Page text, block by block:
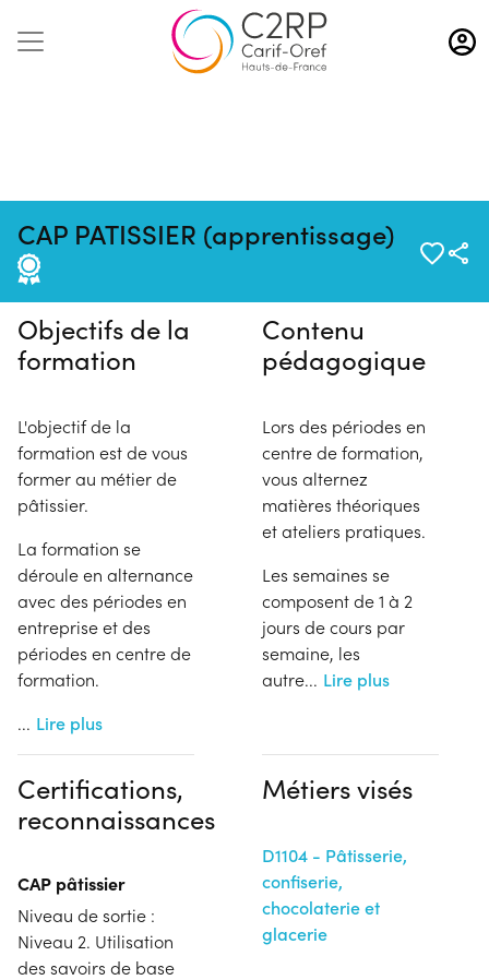
Aller
au
contenu
CAP PATISSIER (apprentissage)
Pas de session programmée en
Objectifs de la
formation
L'objectif de la
formation est de vous
former au métier de
pâtissier.
La formation se
déroule en alternance
avec des périodes en
entreprise et des
périodes en centre de
formation.
... Lire plus
Contenu
pédagogique
Lors des périodes en
centre de formation,
vous alternez
matières théoriques
et ateliers pratiques.
Les semaines se
composent de 1 à 2
jours de cours par
semaine, les
autre... Lire plus
Certifications,
reconnaissances
CAP pâtissier
Niveau de sortie :
Niveau 2. Utilisation
des savoirs de base
Métiers visés
D1104 - Pâtisserie,
confiserie,
chocolaterie et
glacerie